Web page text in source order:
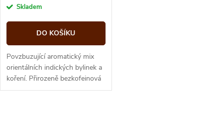
cena:Skladem
DO KOŠÍKU
Povzbuzující aromatický mix
orientálních indických bylinek a
koření. Přirozeně bezkofeinová
směs pro přípravu lahodného